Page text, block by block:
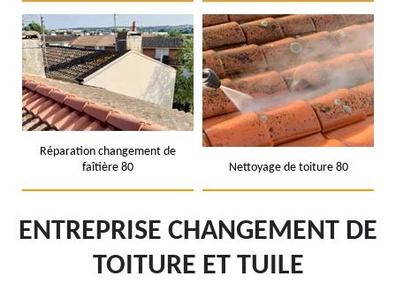
Réparation changement de
faîtière 80
Nettoyage de toiture 80
ENTREPRISE CHANGEMENT DE
TOITURE ET TUILE